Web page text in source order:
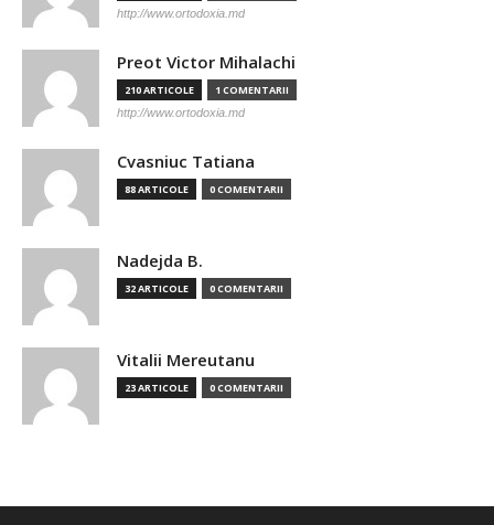
http://www.ortodoxia.md
Preot Victor Mihalachi
210 ARTICOLE 1 COMENTARII
http://www.ortodoxia.md
Cvasniuc Tatiana
88 ARTICOLE 0 COMENTARII
Nadejda B.
32 ARTICOLE 0 COMENTARII
Vitalii Mereutanu
23 ARTICOLE 0 COMENTARII